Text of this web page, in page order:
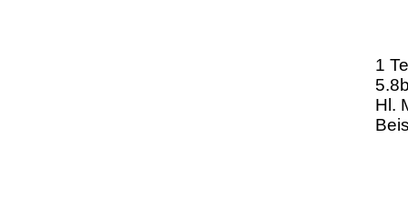
1
Hl.